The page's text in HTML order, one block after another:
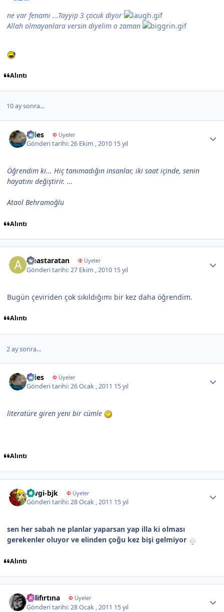
ne var fenamı ...Tayyip 3 çocuk diyor
Allah olmayanlara versin diyelim o zaman
Alıntı
10 ay sonra...
Aries ΦÜyeler
Gönderi tarihi:26 Ekim , 2010 15 yıl
Öğrendim ki... Hiç tanımadığın insanlar, iki saat içinde, senin
hayatını değiştirir. ...
Ataol Behramoğlu
Alıntı
aleastaratan ΦÜyeler
Gönderi tarihi:27 Ekim , 2010 15 yıl
Bugün çeviriden çok sıkıldığımı bir kez daha öğrendim.
Alıntı
2 ay sonra...
Aries ΦÜyeler
Gönderi tarihi:26 Ocak , 2011 15 yıl
literatüre giren yeni bir cümle
Alıntı
sevgi-bjk ΦÜyeler
Gönderi tarihi:28 Ocak , 2011 15 yıl
sen her sabah ne planlar yaparsan yap illa ki olması
gerekenler oluyor ve elinden çoğu kez bişi gelmiyor
Alıntı
delifırtına ΦÜyeler
Gönderi tarihi:28 Ocak , 2011 15 yıl